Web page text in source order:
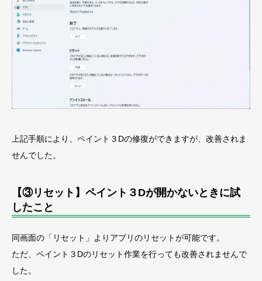
上記手順により、ペイント３Dの修復ができますが、改善されま
せんでした。
【③リセット】ペイント３Dが開かないときに試
したこと
同画面の「リセット」よりアプリのリセットが可能です。
ただ、ペイント３Dのリセット作業を行っても改善されませんで
した。